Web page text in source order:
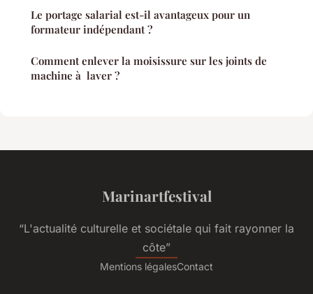
Le portage salarial est-il avantageux pour un
formateur indépendant ?
Comment enlever la moisissure sur les joints de
machine à laver ?
Marinartfestival
“L'actualité culturelle et sociétale qui fait rayonner la
côte”
Mentions légalesContact